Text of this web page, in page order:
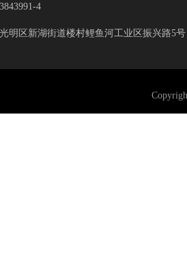
4
明区新湖街道楼村鲤鱼河工业区振兴路5号